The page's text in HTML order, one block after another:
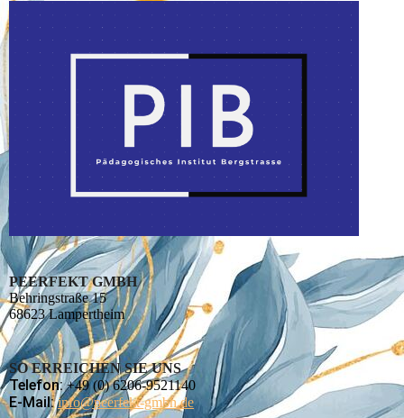
PEERFEKT GMBH
Behringstraße 15
68623 Lampertheim
SO ERREICHEN SIE UNS
Telefon:+49 (0) 6206-9521140
E-Mail: info@peerfekt-gmbh.de